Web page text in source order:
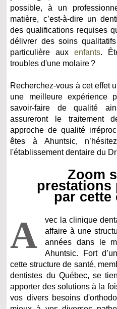
possible, à un
matière, c’est-à-dire un
des qualifications requises
délivrer des soins
particulière auxenfants.
troubles d'une molaire ?
Recherchez-vous à cet effet
une meilleure expérience
savoir-faire de qualité
assureront le traitement
approche de qualité
êtes à Ahuntsic,
l'établissement dentaire du
Zoom
prestations
par cette
A
vec la clinique
affaire à une
années dans le
Ahuntsic. Fort
cette structure de santé,
dentistes du Québec, se
apporter des solutions à la
vos divers besoins